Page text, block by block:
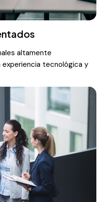
altamente
experiencia tecnológica y